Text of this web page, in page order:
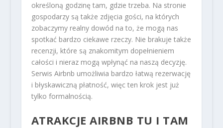
określoną godzinę tam, gdzie trzeba. Na stronie
gospodarzy są także zdjęcia gości, na których
zobaczymy realny dowód na to, że mogą nas
spotkać bardzo ciekawe rzeczy. Nie brakuje także
recenzji, które są znakomitym dopełnieniem
całości i nieraz mogą wpłynąć na naszą decyzję.
Serwis Airbnb umożliwia bardzo łatwą rezerwację
i błyskawiczną płatność, więc ten krok jest już
tylko formalnością.
ATRAKCJE AIRBNB TU I TAM